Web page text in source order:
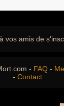
vos amis de
- FAQ -
- Contact